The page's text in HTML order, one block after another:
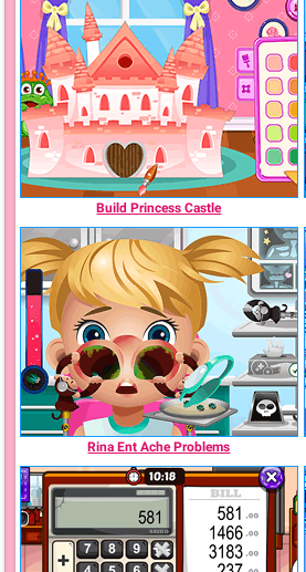
Build Princess Castle
Rina Ent Ache Problems